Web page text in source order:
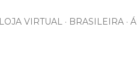
LOJA VIRTUAL BRASILEIRA